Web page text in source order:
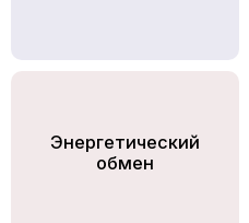
Энергетический
обмен